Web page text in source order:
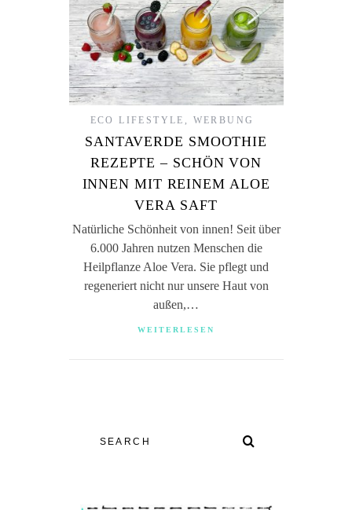
ECO LIFESTYLE , WERBUNG
SANTAVERDE SMOOTHIE
REZEPTE – SCHÖN VON
INNEN MIT REINEM ALOE
VERA SAFT
Natürliche Schönheit von innen! Seit über
6.000 Jahren nutzen Menschen die
Heilpflanze Aloe Vera. Sie pflegt und
regeneriert nicht nur unsere Haut von
außen,…
WEITERLESEN